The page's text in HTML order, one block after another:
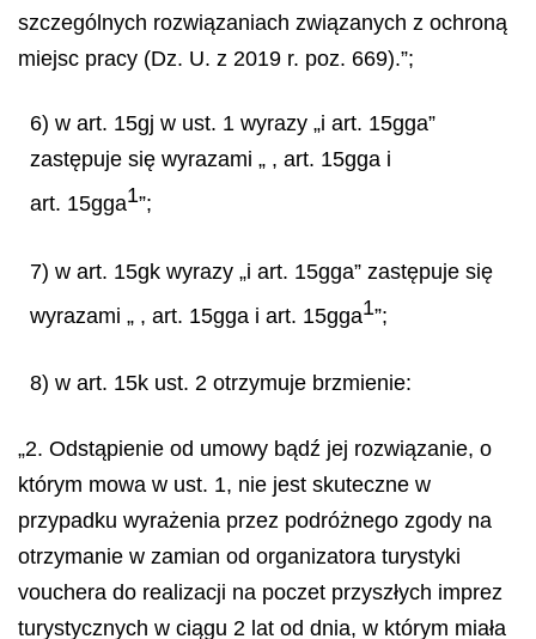
szczególnych rozwiązaniach związanych z ochroną
miejsc pracy (Dz. U. z 2019 r. poz. 669).”;
6) w art. 15gj w ust. 1 wyrazy „i art. 15gga”
zastępuje się wyrazami „ , art. 15gga i
art. 15gga1”;
7) w art. 15gk wyrazy „i art. 15gga” zastępuje się
wyrazami „ , art. 15gga i art. 15gga1”;
8) w art. 15k ust. 2 otrzymuje brzmienie:
„2. Odstąpienie od umowy bądź jej rozwiązanie, o
którym mowa w ust. 1, nie jest skuteczne w
przypadku wyrażenia przez podróżnego zgody na
otrzymanie w zamian od organizatora turystyki
vouchera do realizacji na poczet przyszłych imprez
turystycznych w ciągu 2 lat od dnia, w którym miała